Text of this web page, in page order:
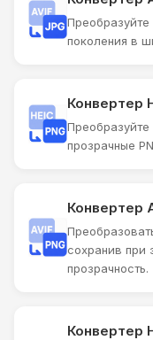
поколения в
Конвертер
Преобразуйте
прозрачные
Конвертер
сохранив при
прозрачность.
Конвертер